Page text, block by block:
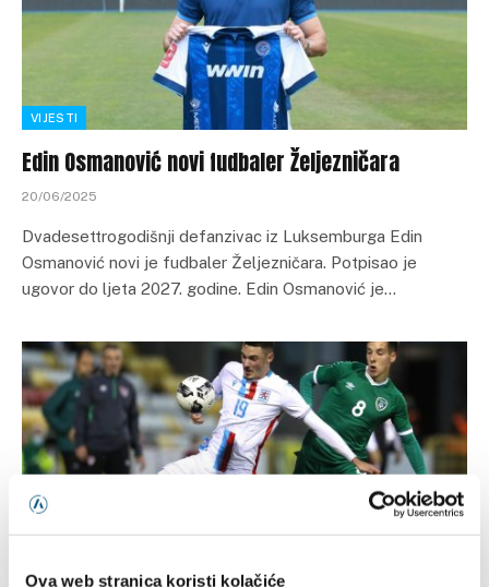
Ova web stranica koristi kolačiće
VIJESTI
Edin Osmanović novi fudbaler Željezničara
20/06/2025
Dvadesettrogodišnji defanzivac iz Luksemburga Edin
Osmanović novi je fudbaler Željezničara. Potpisao je
ugovor do ljeta 2027. godine. Edin Osmanović je…
VIJESTI